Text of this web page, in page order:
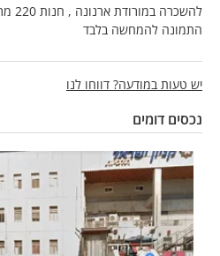
להשכרה במורודת ארנונה , חנות 220 מר , לכל מטרה , תקרה גבוהה
התמונה להמחשה בלבד
יש טעות במודעה? דווחו לנו
נכסים דומים